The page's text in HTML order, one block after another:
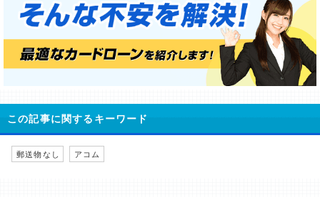
この記事に関するキーワード
郵送物なし アコム